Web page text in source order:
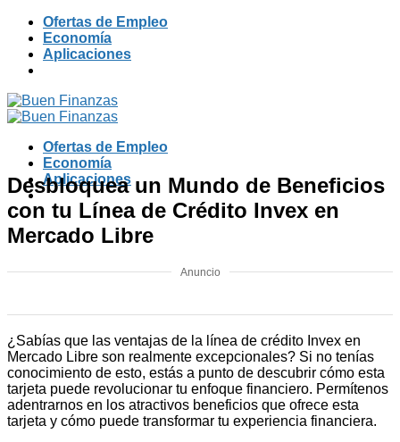
Skip
content
Ofertas de Empleo
Economía
Aplicaciones
Ofertas de Empleo
Economía
Aplicaciones
Desbloquea un Mundo de Beneficios
con tu Línea de Crédito Invex en
Mercado Libre
Anuncio
¿Sabías que las ventajas de la línea de crédito Invex en
Mercado Libre son realmente excepcionales? Si no tenías
conocimiento de esto, estás a punto de descubrir cómo esta
tarjeta puede revolucionar tu enfoque financiero. Permítenos
adentrarnos en los atractivos beneficios que ofrece esta
tarjeta y cómo puede transformar tu experiencia financiera.